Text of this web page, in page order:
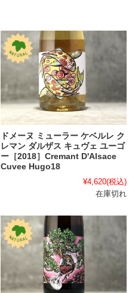
ドメーヌ ミューラー ケベルレ ク
レマン ダルザス キュヴェ ユーゴ
ー［2018］Cremant D'Alsace
Cuvee Hugo18
¥4,620(税込)
在庫切れ